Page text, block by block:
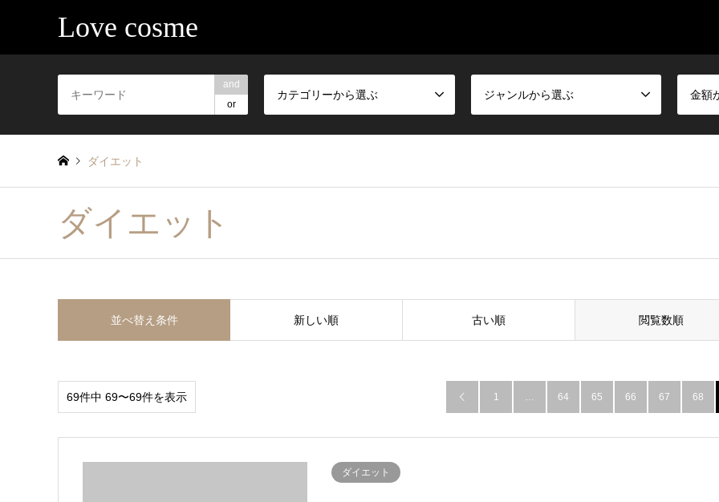
Love cosme
and
or
カテゴリーから選ぶ ジャンルから選ぶ 金額
ダイエット
ダイエット
並べ替え条件 新しい順 古い順 閲覧数順
69件中 69〜69件を表示  1 … 64 65 66 67 68
ダイエット